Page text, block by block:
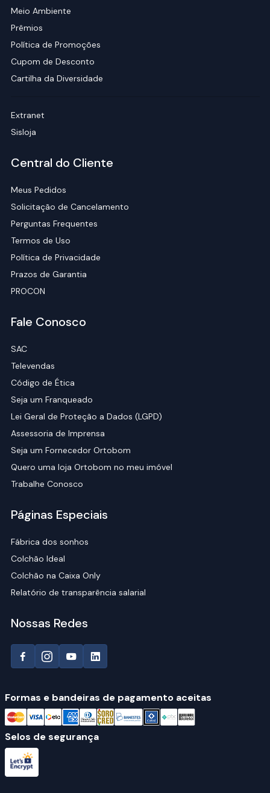
Meio Ambiente
Prêmios
Política de Promoções
Cupom de Desconto
Cartilha da Diversidade
Extranet
Sisloja
Central do Cliente
Meus Pedidos
Solicitação de Cancelamento
Perguntas Frequentes
Termos de Uso
Política de Privacidade
Prazos de Garantia
PROCON
Fale Conosco
SAC
Televendas
Código de Ética
Seja um Franqueado
Lei Geral de Proteção a Dados (LGPD)
Assessoria de Imprensa
Seja um Fornecedor Ortobom
Quero uma loja Ortobom no meu imóvel
Trabalhe Conosco
Páginas Especiais
Fábrica dos sonhos
Colchão Ideal
Colchão na Caixa Only
Relatório de transparência salarial
Nossas Redes
Formas e bandeiras de pagamento aceitas
Selos de segurança